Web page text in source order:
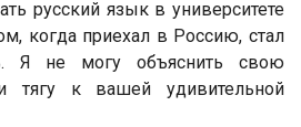
русский язык в университете
когда приехал в Россию, стал
Я не могу объяснить свою
к вашей удивительной